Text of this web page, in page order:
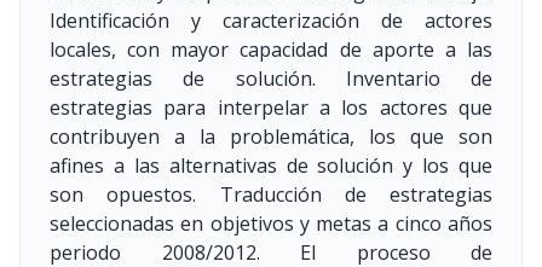
Identificación y caracterización de actores
locales, con mayor capacidad de aporte a las
estrategias de solución. Inventario de
estrategias para interpelar a los actores que
contribuyen a la problemática, los que son
afines a las alternativas de solución y los que
son opuestos. Traducción de estrategias
seleccionadas en objetivos y metas a cinco años
periodo 2008/2012. El proceso de